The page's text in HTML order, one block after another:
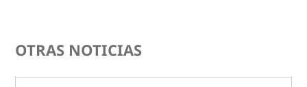
OTRAS NOTICIAS